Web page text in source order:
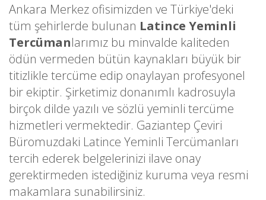
Ankara Merkez ofisimizden ve Türkiye'deki
tüm şehirlerde bulunan Latince Yeminli
Tercümanlarımız bu minvalde kaliteden
ödün vermeden bütün kaynakları büyük bir
titizlikle tercüme edip onaylayan profesyonel
bir ekiptir. Şirketimiz donanımlı kadrosuyla
birçok dilde yazılı ve sözlü yeminli tercüme
hizmetleri vermektedir. Gaziantep Çeviri
Büromuzdaki Latince Yeminli Tercümanları
tercih ederek belgelerinizi ilave onay
gerektirmeden istediğiniz kuruma veya resmi
makamlara sunabilirsiniz.